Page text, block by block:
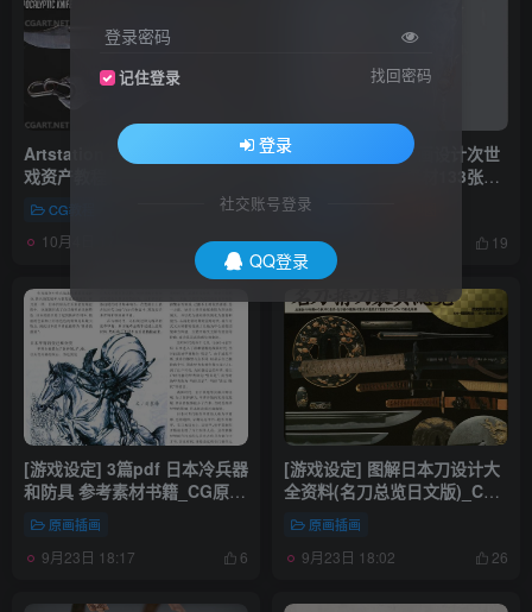
Artstation – 后世界末日刀游
戏资产教程 – Florian
CG教程
10月4日 17:39 21
[日韩画风] 游戏原画设计次世
代 武器设计参考素材133张
_CG原画资源
原画插画
9月24日 08:45 19
[游戏设定] 3篇pdf 日本冷兵器
和防具 参考素材书籍_CG原画
素材原画插画
9月23日 18:17 6
[游戏设定] 图解日本刀设计大
全资料(名刀总览日文版)_CG
原画素材
原画插画
9月23日 18:02 26
登录密码
记住登录 找回密码
登录
社交账号登录
QQ登录